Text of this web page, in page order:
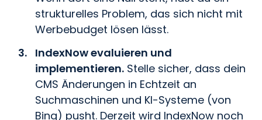
strukturelles Problem, das sich nicht mit
Werbebudget lösen lässt.
IndexNow evaluieren und
implementieren. Stelle sicher, dass dein
CMS Änderungen in Echtzeit an
Suchmaschinen und KI-Systeme (von
Bing) pusht. Derzeit wird IndexNow noch